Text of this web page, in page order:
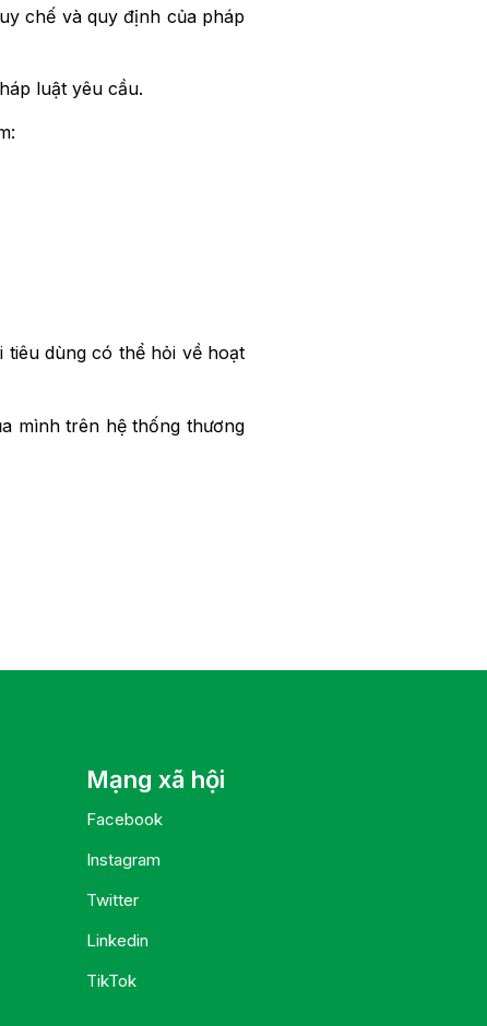
chế và quy định của pháp
luật yêu cầu.
dùng có thể hỏi về hoạt
mình trên hệ thống thương
Mạng xã hội
Facebook
Instagram
Twitter
Linkedin
TikTok